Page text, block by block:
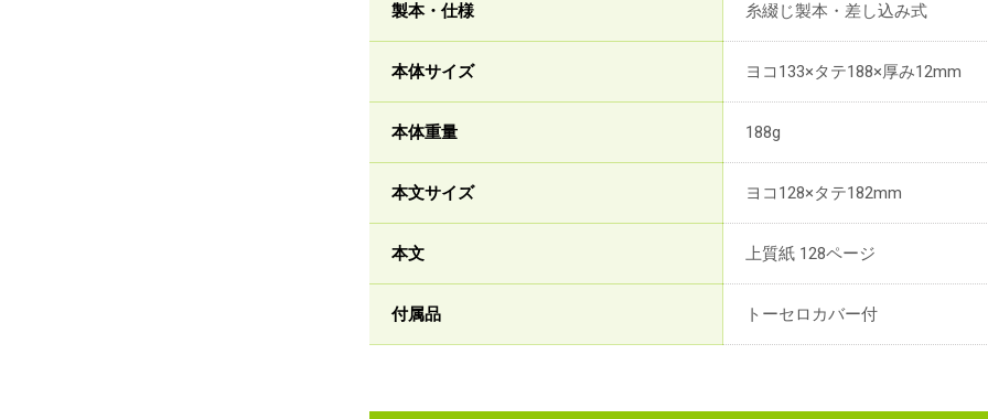
製本・仕様 糸綴じ製本・差し込み式
本体サイズ ヨコ133×タテ188×厚み12mm
本体重量 188g
本文サイズ ヨコ128×タテ182mm
本文 上質紙 128ページ
付属品 トーセロカバー付